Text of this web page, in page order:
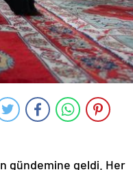
gündemine geldi. Her